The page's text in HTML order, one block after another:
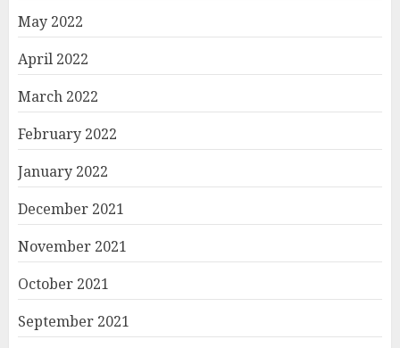
May 2022
April 2022
March 2022
February 2022
January 2022
December 2021
November 2021
October 2021
September 2021